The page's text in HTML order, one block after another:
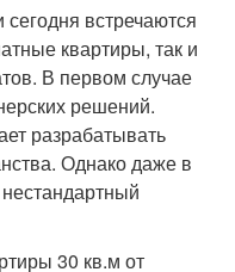
сегодня встречаются
квартиры, так и
В первом случае
решений.
разрабатывать
Однако даже в
30 кв.м от